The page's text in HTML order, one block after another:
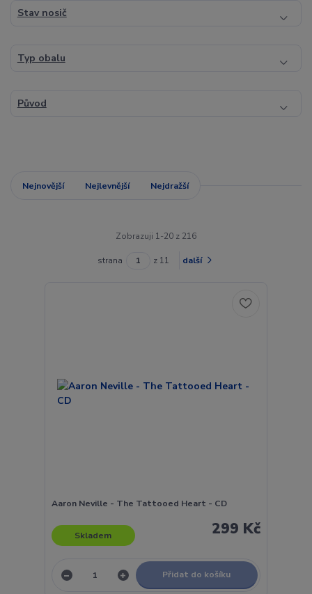
Stav nosič
Typ obalu
Původ
Nejnovější Nejlevnější Nejdražší
Zobrazuji 1-20 z 216
strana z 11 další
Aaron Neville - The Tattooed Heart - CD
299 Kč
Skladem
Přidat do košíku